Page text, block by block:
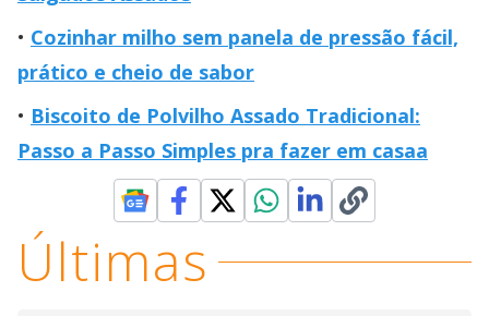
Cozinhar milho sem panela de pressão fácil,
prático e cheio de sabor
Biscoito de Polvilho Assado Tradicional:
Passo a Passo Simples pra fazer em casaa
Últimas